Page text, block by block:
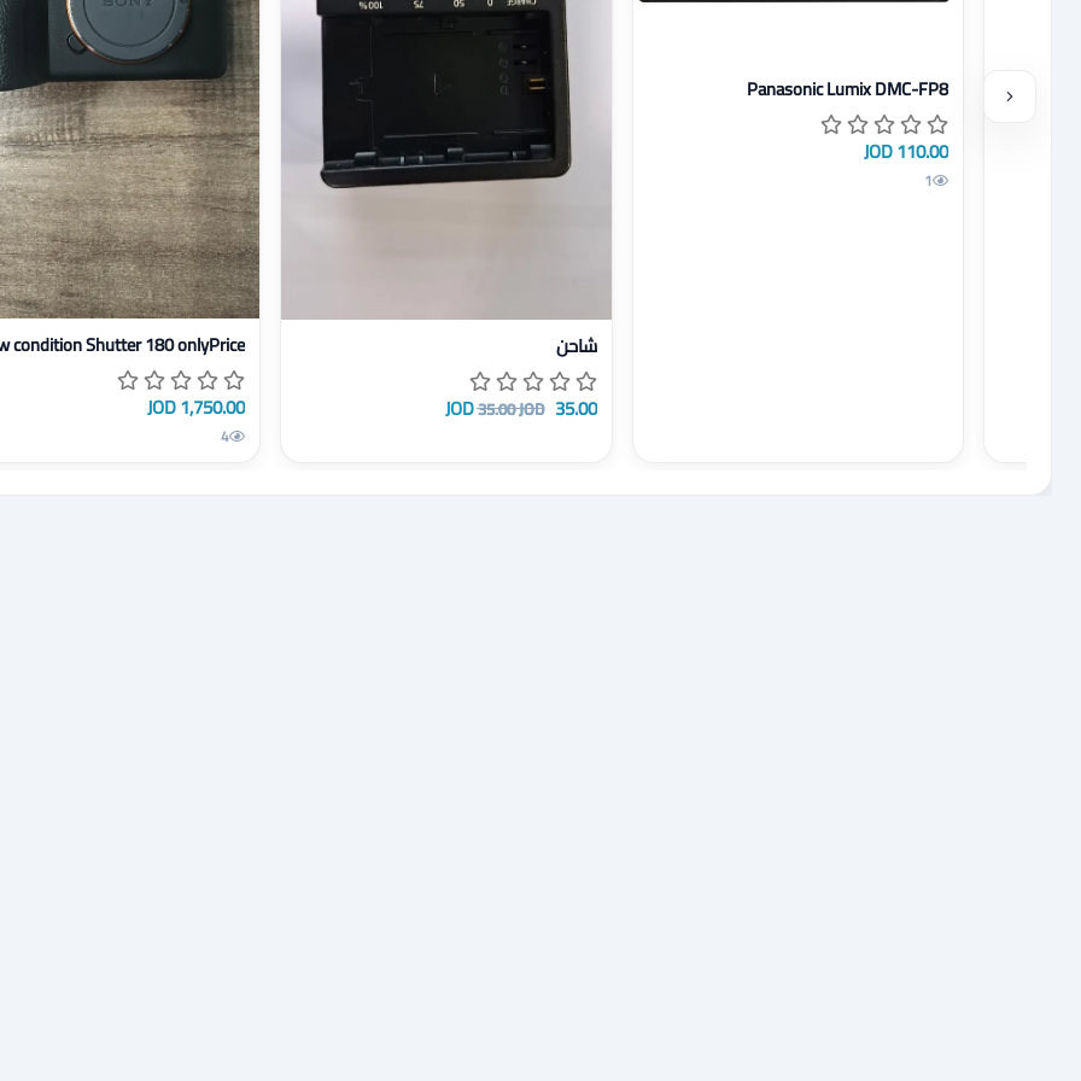
عرض تفاصيل Panasonic Lumix DMC-FP8
Panasonic Lumix DMC-FP8
110.00 JOD
1
عرض تفاصيل شاحن
شاحن
35.00 JOD
35.00 JOD
عرض تفاصيل Like new condition Shutter 180 onlyPrice
condition Shutter 180 onlyPrice
1,750.00 JOD
4